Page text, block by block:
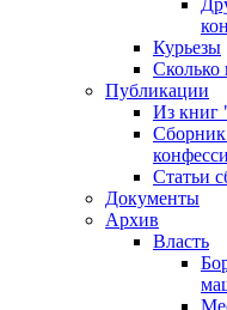
Курьезы
Публикации
Из книг
Сборник
Статьи
Документы
Архив
Власть